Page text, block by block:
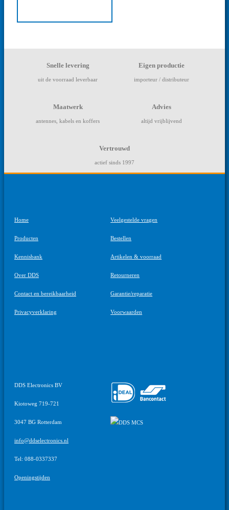
Snelle levering
uit de voorraad leverbaar
Eigen productie
importeur / distributeur
Maatwerk
antennes, kabels en koffers
Advies
altijd vrijblijvend
Vertrouwd
actief sinds 1997
Home
Producten
Kennisbank
Over DDS
Contact en bereikbaarheid
Privacyverklaring
Veelgestelde vragen
Bestellen
Artikelen & voorraad
Retourneren
Garantie/reparatie
Voorwaarden
DDS Electronics BV
Kiotoweg 719-721
3047 BG Rotterdam
info@ddselectronics.nl
Tel: 088-0337337
Openingstijden